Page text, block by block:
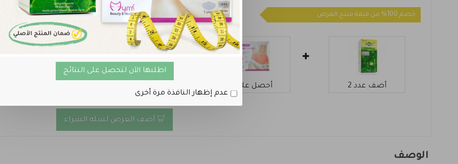
اطلبها الآن لتحصل على النتائج
عدم إظهار النافذة مرة أخرى
خصم 100% من قيمة منتج العرض
أضف عدد 2 أحصل على 1
العرض
أضف العرض لسلة الشراء
الوصف